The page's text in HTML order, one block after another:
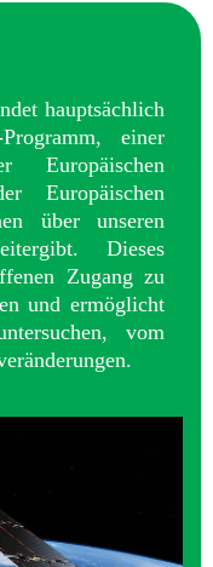
hauptsächlich
einer
Europäischen
Europäischen
über unseren
Dieses
Zugang zu
und ermöglicht
vom